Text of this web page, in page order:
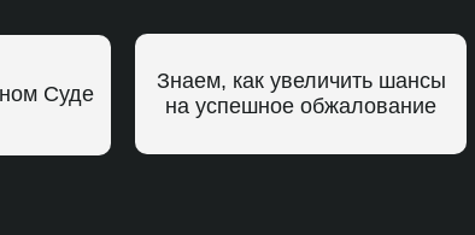
Знаем, как увеличить шансы
на успешное обжалование
Суде